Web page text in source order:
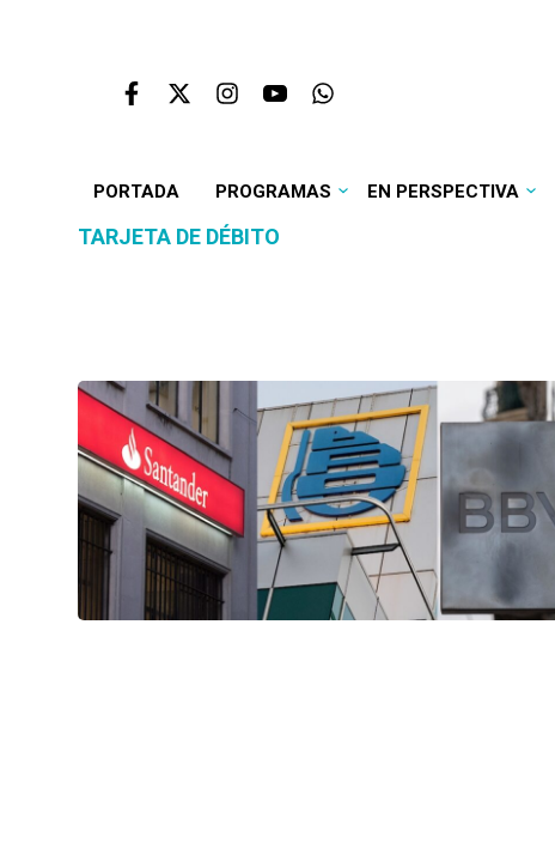
PORTADA PROGRAMAS EN PERSPECTIVA
TARJETA DE DÉBITO